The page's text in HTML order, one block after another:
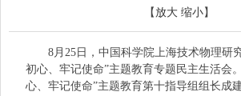
【放大 缩小】
8月25 日，中国科学院上海技术物理研
初心、牢记使命”主题教育专题民主生活会
心、牢记使命”主题教育第十指导组组长成